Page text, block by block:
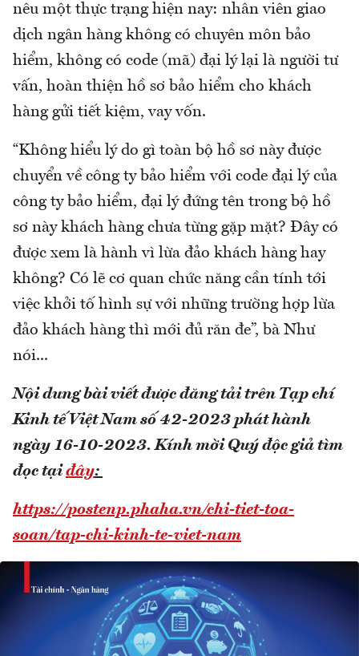
nêu một thực trạng hiện nay: nhân viên giao
dịch ngân hàng không có chuyên môn bảo
hiểm, không có code (mã) đại lý lại là người tư
vấn, hoàn thiện hồ sơ bảo hiểm cho khách
hàng gửi tiết kiệm, vay vốn.
“Không hiểu lý do gì toàn bộ hồ sơ này được
chuyển về công ty bảo hiểm với code đại lý của
công ty bảo hiểm, đại lý đứng tên trong bộ hồ
sơ này khách hàng chưa từng gặp mặt? Đây có
được xem là hành vì lừa đảo khách hàng hay
không? Có lẽ cơ quan chức năng cần tính tới
việc khởi tố hình sự với những trường hợp lừa
đảo khách hàng thì mới đủ răn đe”, bà Như
nói...
Nội dung bài viết được đăng tải trên Tạp chí
Kinh tế Việt Nam số 42-2023 phát hành
ngày 16-10-2023.Kính mời Quý độc giả tìm
đọc tạiđây:
https://postenp.phaha.vn/chi-tiet-toa-
soan/tap-chi-kinh-te-viet-nam